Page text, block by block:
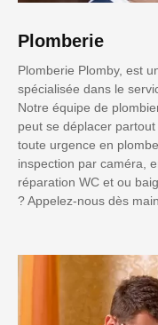
Plomberie
Plomberie Plomby, est
spécialisée dans le
Notre équipe de
peut se déplacer
toute urgence en
inspection par caméra,
réparation WC et ou
? Appelez-nous dès